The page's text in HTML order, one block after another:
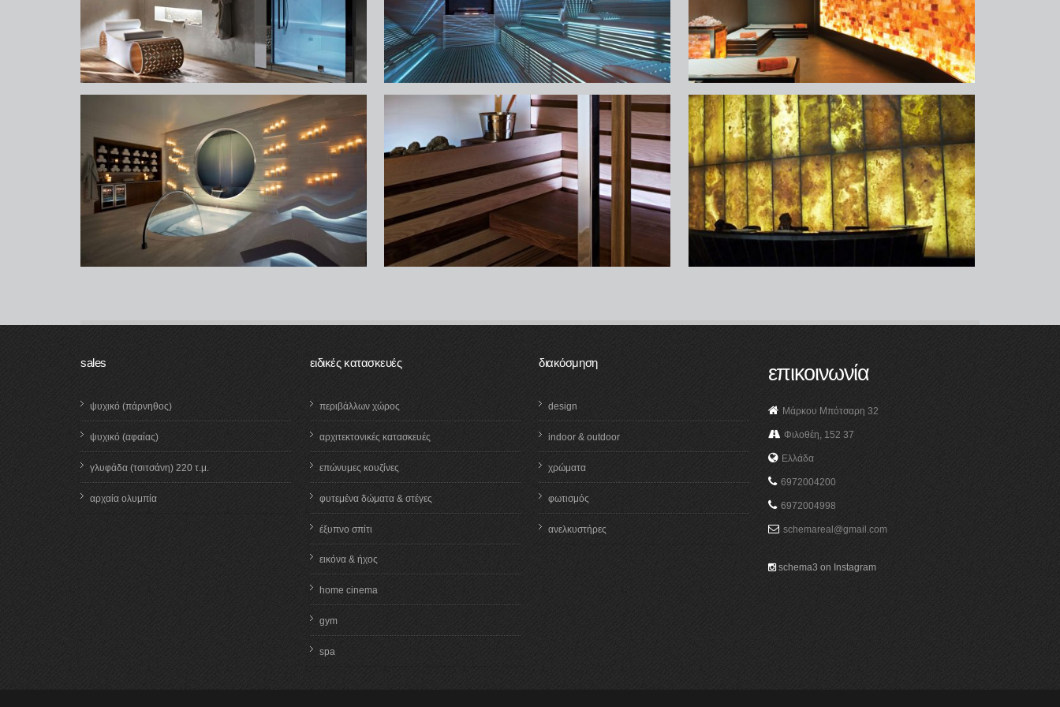
spa
sales
ψυχικό (πάρνηθος)
ψυχικό (αφαίας)
γλυφάδα (τσιτσάνη) 220 τ.μ.
αρχαία ολυμπία
ειδικές κατασκευές
περιβάλλων χώρος
αρχιτεκτονικές κατασκευές
επώνυμες κουζίνες
φυτεμένα δώματα & στέγες
έξυπνο σπίτι
εικόνα & ήχος
home cinema
gym
spa
διακόσμηση
design
indoor & outdoor
χρώματα
φωτισμός
ανελκυστήρες
επικοινωνία
Μάρκου Μπότσαρη 32
Φιλοθέη, 152 37
Ελλάδα
6972004200
6972004998
schemareal@gmail.com
schema3 on Instagram